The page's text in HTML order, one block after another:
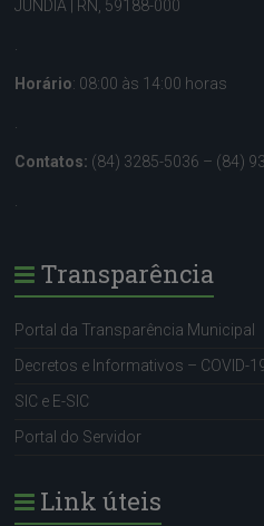
JUNDIÁ | RN, 59188-000
Horário: 08:00 às 14:00 horas
Contatos: (84) 3285-5036 – (84)
Transparência
Portal da Transparência Municipal
Decretos e Informativos – COVID-
SIC e E-SIC
Portal do Servidor
Link úteis